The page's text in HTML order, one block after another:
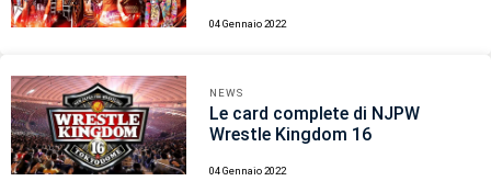
04 Gennaio 2022
NEWS
Le card complete di NJPW
Wrestle Kingdom 16
04 Gennaio 2022